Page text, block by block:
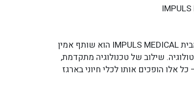
המכשיר הקומפקטי למיקרונידלינג מבית IMPULS MEDICAL הוא שותף אמין
שילוב של טכנולוגיה מתקדמת,
כל אלו הופכים אותו לכלי חיוני בארגז